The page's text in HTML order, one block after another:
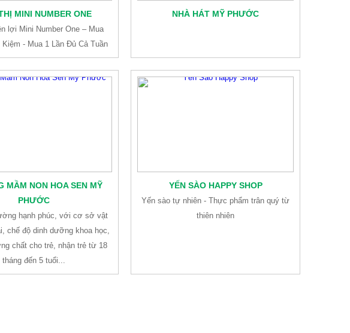
MINI NUMBER ONE
lợi Mini Number One – Mua
Kiệm - Mua 1 Lần Đủ Cả Tuần
NHÀ HÁT MỸ PHƯỚC
MẦM NON HOA SEN MỸ
PHƯỚC
hạnh phúc, với cơ sở vật
chế độ dinh dưỡng khoa học,
chất cho trẻ, nhận trẻ từ 18
tháng đến 5 tuổi...
YẾN SÀO HAPPY SHOP
Yến sào tự nhiên - Thực phẩm trân quý từ
thiên nhiên